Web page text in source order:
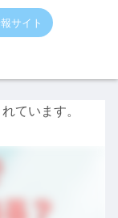
サイト
ています。